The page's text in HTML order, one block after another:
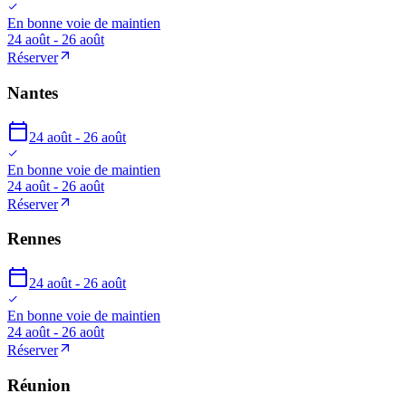
En bonne voie de maintien
24 août - 26 août
Réserver
Nantes
24 août - 26 août
En bonne voie de maintien
24 août - 26 août
Réserver
Rennes
24 août - 26 août
En bonne voie de maintien
24 août - 26 août
Réserver
Réunion